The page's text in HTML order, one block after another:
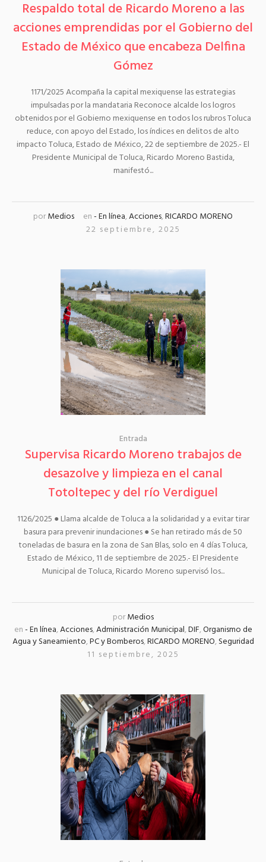
Respaldo total de Ricardo Moreno a las
acciones emprendidas por el Gobierno del
Estado de México que encabeza Delfina
Gómez
1171/2025 Acompaña la capital mexiquense las estrategias
impulsadas por la mandataria Reconoce alcalde los logros
obtenidos por el Gobierno mexiquense en todos los rubros Toluca
reduce, con apoyo del Estado, los índices en delitos de alto
impacto Toluca, Estado de México, 22 de septiembre de 2025.- El
Presidente Municipal de Toluca, Ricardo Moreno Bastida,
manifestó...
porMedios en- En línea,Acciones,RICARDO MORENO
22 septiembre, 2025
Entrada
Supervisa Ricardo Moreno trabajos de
desazolve y limpieza en el canal
Totoltepec y del río Verdiguel
1126/2025 ● Llama alcalde de Toluca a la solidaridad y a evitar tirar
basura para prevenir inundaciones ● Se han retirado más de 50
toneladas de basura en la zona de San Blas, solo en 4 días Toluca,
Estado de México, 11 de septiembre de 2025.- El Presidente
Municipal de Toluca, Ricardo Moreno supervisó los...
porMedios
en- En línea,Acciones,Administración Municipal,DIF,Organismo de
Agua y Saneamiento,PC y Bomberos,RICARDO MORENO,Seguridad
11 septiembre, 2025